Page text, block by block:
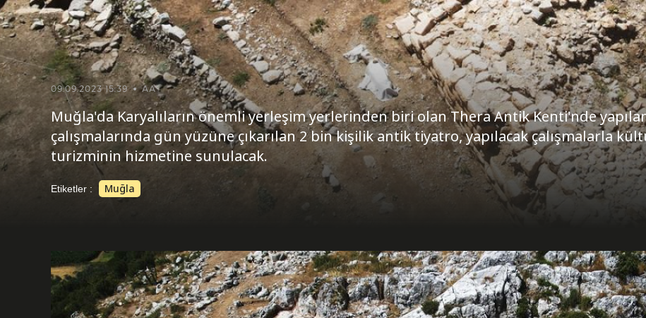
09.09.2023 15:39 AA
Muğla'da Karyalıların önemli yerleşim yerlerinden biri olan Thera Antik Kenti'nde
çalışmalarında gün yüzüne çıkarılan 2 bin kişilik antik tiyatro, yapılacak çalışmalarla
turizminin hizmetine sunulacak.
Etiketler : Muğla